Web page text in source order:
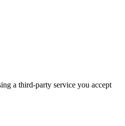
a third-party service you accept